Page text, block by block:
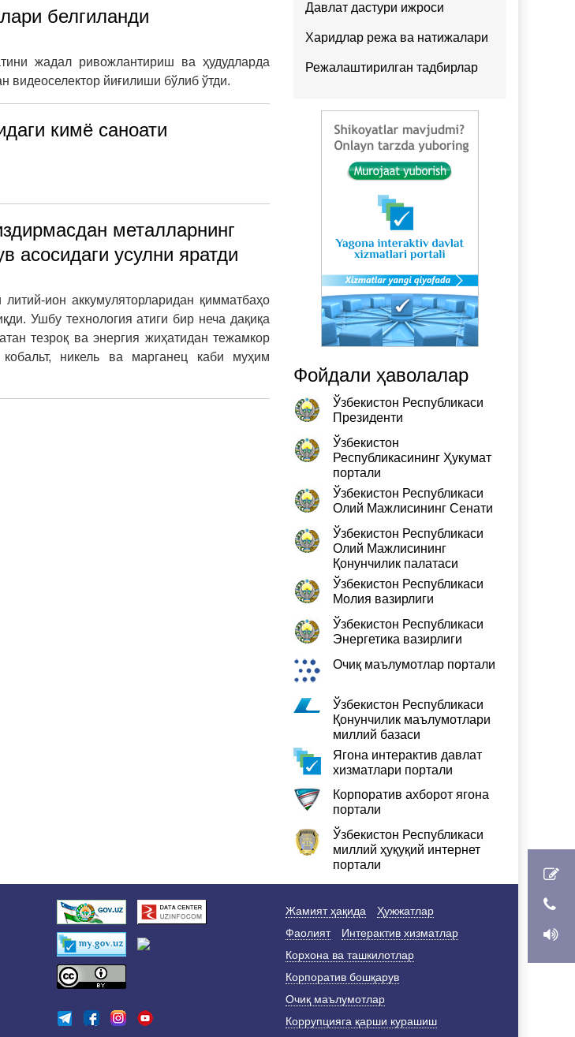
белгиланди
жадал ривожлантириш ва ҳудудларда
йиғилиши бўлиб ўтди.
кимё саноати
металларнинг
асосидаги усулни яратди
ион аккумуляторларидан қимматбаҳо
Ушбу технология атиги бир неча дақиқа
тезроқ ва энергия жиҳатидан тежамкор
никель ва марганец каби муҳим
Давлат дастури ижроси
Харидлар режа ва натижалари
Режалаштирилган тадбирлар
Фойдали ҳаволалар
Ўзбекистон Республикаси
Президенти
Ўзбекистон
Республикасининг Ҳукумат
портали
Ўзбекистон Республикаси
Олий Мажлисининг Сенати
Ўзбекистон Республикаси
Олий Мажлисининг
Қонунчилик палатаси
Ўзбекистон Республикаси
Молия вазирлиги
Ўзбекистон Республикаси
Энергетика вазирлиги
Очиқ маълумотлар портали
Ўзбекистон Республикаси
Қонунчилик маълумотлари
миллий базаси
Ягона интерактив давлат
хизматлари портали
Корпоратив ахборот ягона
портали
Ўзбекистон Республикаси
миллий ҳуқуқий интернет
портали
Жамият ҳақида
Ҳужжатлар
Фаолият
Интерактив хизматлар
Корхона ва ташкилотлар
Корпоратив бошқарув
Очиқ маълумотлар
Коррупцияга қарши курашиш